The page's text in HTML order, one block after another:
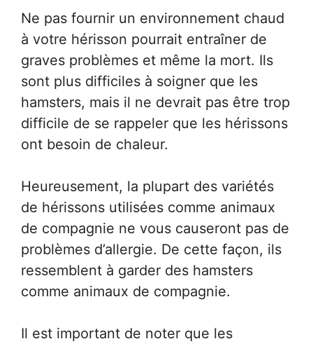
Ne pas fournir un environnement chaud
à votre hérisson pourrait entraîner de
graves problèmes et même la mort. Ils
sont plus difficiles à soigner que les
hamsters, mais il ne devrait pas être trop
difficile de se rappeler que les hérissons
ont besoin de chaleur.
Heureusement, la plupart des variétés
de hérissons utilisées comme animaux
de compagnie ne vous causeront pas de
problèmes d’allergie. De cette façon, ils
ressemblent à garder des hamsters
comme animaux de compagnie.
Il est important de noter que les